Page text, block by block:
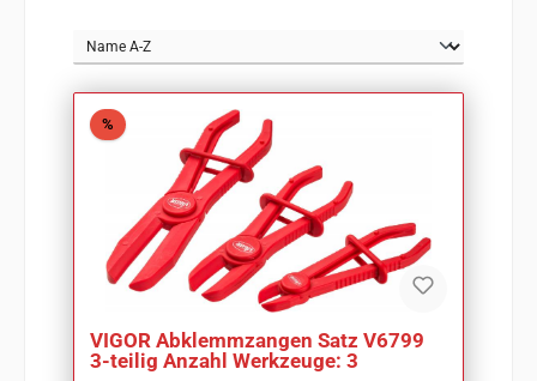
%Rabatt
VIGOR Abklemmzangen Satz V6799
3-teilig Anzahl Werkzeuge: 3